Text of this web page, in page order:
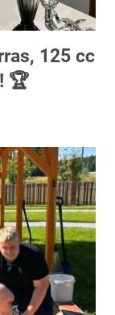
125 cc
🏆